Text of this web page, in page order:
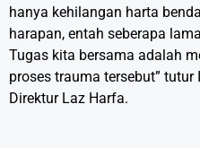
hanya kehilangan harta
harapan, entah seberapa
Tugas kita bersama adalah
proses trauma tersebut”
Direktur Laz Harfa.